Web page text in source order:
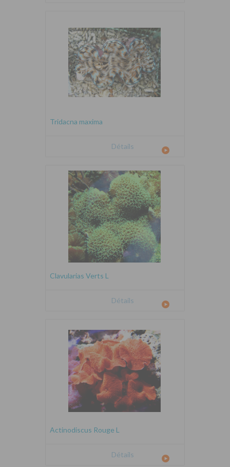
Tridacna maxima
Détails
Clavularias Verts L
Détails
Actinodiscus Rouge L
Détails